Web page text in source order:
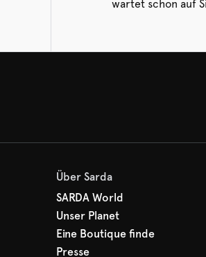
wartet schon auf
Über Sarda
SARDA World
Unser Planet
Eine Boutique finde
Presse